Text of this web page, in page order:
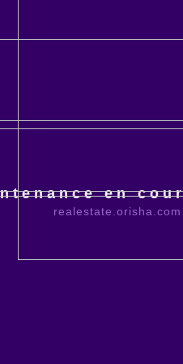
en